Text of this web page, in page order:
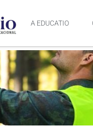
A EDUCATIO